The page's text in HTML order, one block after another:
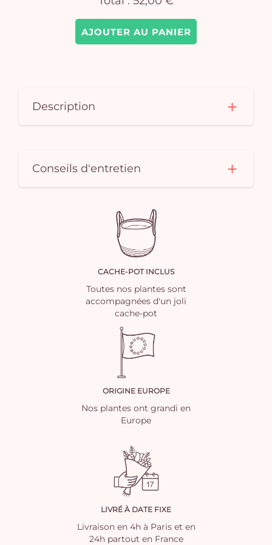
AJOUTER AU PANIER
Description
Conseils d'entretien
CACHE-POT INCLUS
Toutes nos plantes sont
accompagnées d'un joli
cache-pot
ORIGINE EUROPE
Nos plantes ont grandi en
Europe
LIVRÉ À DATE FIXE
Livraison en 4h à Paris et en
24h partout en France